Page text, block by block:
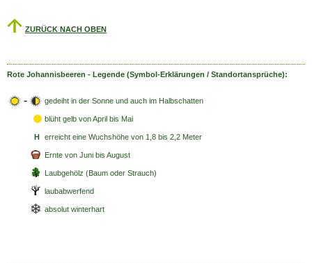
ZURÜCK NACH OBEN
Rote Johannisbeeren - Legende (Symbol-Erklärungen / Standortansprüche):
- gedeiht in der Sonne und auch im Halbschatten
blüht gelb von April bis Mai
H erreicht eine Wuchshöhe von 1,8 bis 2,2 Meter
Ernte von Juni bis August
Laubgehölz (Baum oder Strauch)
laubabwerfend
absolut winterhart